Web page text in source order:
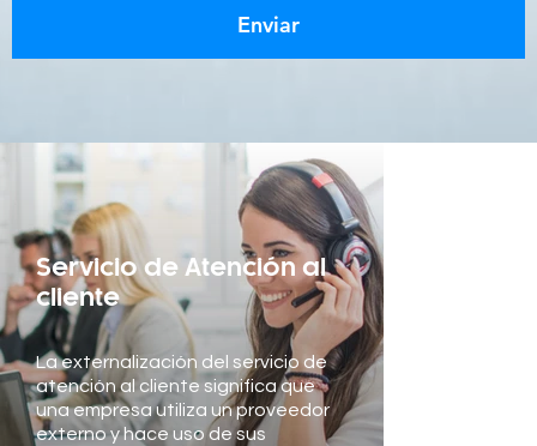
Enviar
Servicio de Atención al
cliente
La externalización del servicio de
atención al cliente significa que
una empresa utiliza un proveedor
externo y hace uso de sus